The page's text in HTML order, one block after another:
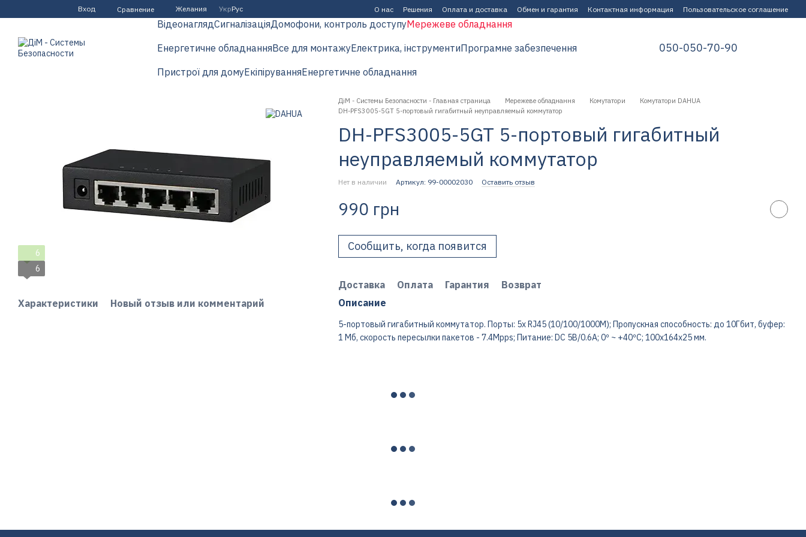
Перейти к основному контенту
Вход Сравнение Желания УкрРус О нас Решения Оплата и доставка Обмен и гарантия Контактная информация Пользовательское соглашение
ВідеонаглядСигналізаціяДомофони, контроль доступуМережеве обладнання
Енергетичне обладнанняВсе для монтажуЕлектрика, інструментиПрограмне забезпечення
Пристрої для домуЕкіпіруванняЕнергетичне обладнання
050-050-70-90
6
6
Характеристики Новый отзыв или комментарий
ДіМ - Системы Безопасности - Главная страница Мережеве обладнання Комутатори
Комутатори DAHUA
DH-PFS3005-5GT 5-портовый гигабитный неуправляемый коммутатор
DH-PFS3005-5GT 5-портовый гигабитный
неуправляемый коммутатор
Нет в наличии Артикул: 99-00002030 Оставить отзыв
990 грн
Сообщить, когда появится
Доставка Оплата Гарантия
Возврат
Описание
5-портовый гигабитный коммутатор. Порты: 5x RJ45 (10/100/1000M); Пропускная способность: до 10Гбит, буфер:
1 Мб, скорость пересылки пакетов - 7.4Mpps; Питание: DC 5В/0.6А; 0º ~ +40ºC; 100x164x25 мм.